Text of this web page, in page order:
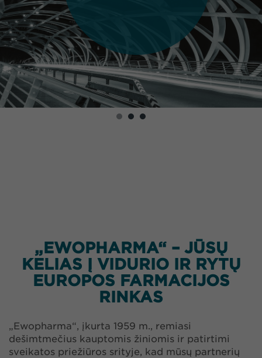
„EWOPHARMA“ – JŪSŲ
KELIAS Į VIDURIO IR RYTŲ
EUROPOS FARMACIJOS
RINKAS
„Ewopharma“, įkurta 1959 m., remiasi
dešimtmečius kauptomis žiniomis ir patirtimi
sveikatos priežiūros srityje, kad mūsų partnerių